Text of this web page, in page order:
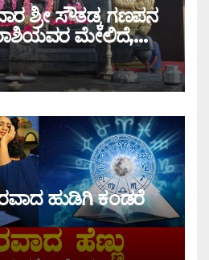
ಶ್ರೀ ಸೌತಡ್ಕ ಗಣಪನ
ಮೇಲಿದೆ,
ತಿಳಿಯಿರಿ
ಹುಡಿಗಿ ಕಂಡರೆ